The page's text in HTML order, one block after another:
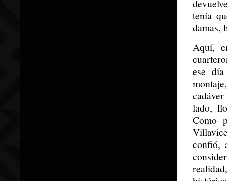
tenía
damas,
Aquí,
ese
lado,
Como
confió,